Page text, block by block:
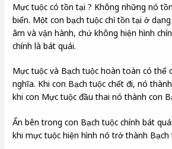
Mực tuộc có tồn tại ? Không những nó
biến. Một con bạch tuộc chỉ tồn tại ở
âm và vận hành, chứ không hiện hình
chính là bát quái.
Mực tuộc và Bạch tuộc hoàn toàn có thể
nghĩa. Khi con Bạch tuộc chết đi, nó
khi con Mực tuộc đầu thai nó thành con
Ẩn bên trong con Bạch tuộc chính bát
khi mực tuộc hiện hình nó trở thành Bạch